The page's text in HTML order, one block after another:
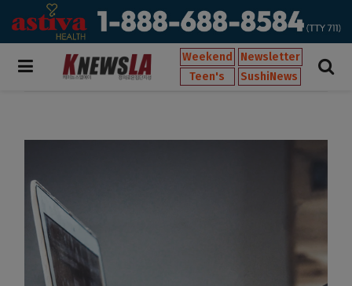
Weekend
Newsletter
Teen's
SushiNews